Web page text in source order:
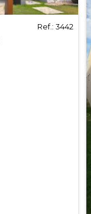
Ref.: 3442